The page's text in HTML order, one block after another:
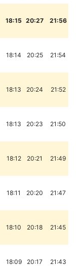
18:15 20:27 21:56
18:14 20:25 21:54
18:13 20:24 21:52
18:13 20:23 21:50
18:12 20:21 21:49
18:11 20:20 21:47
18:10 20:18 21:45
18:09 20:17 21:43